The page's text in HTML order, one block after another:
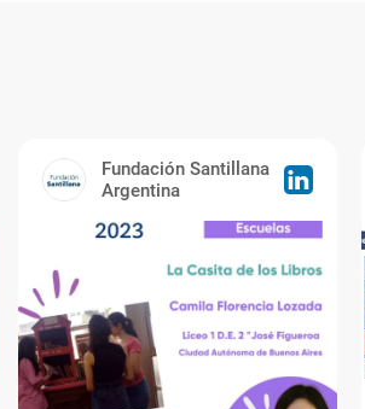
Fundación Santillana
Argentina